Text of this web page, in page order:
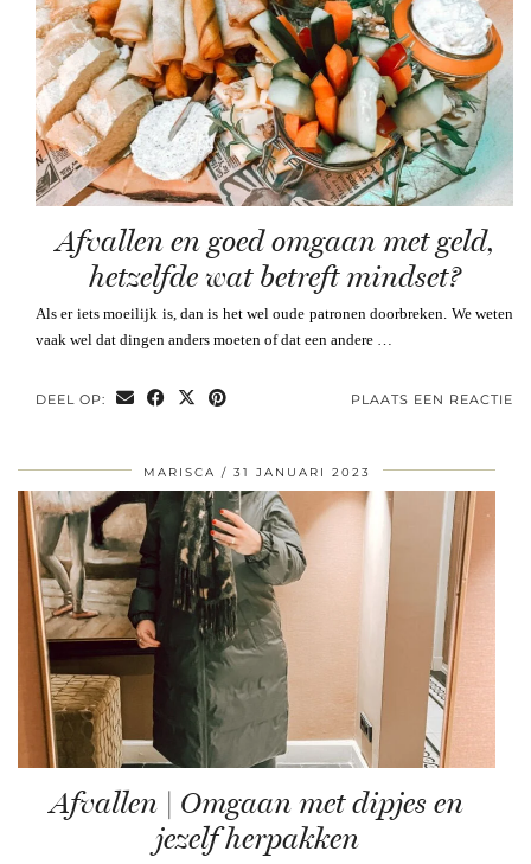
Afvallen en goed omgaan met geld,
hetzelfde wat betreft mindset?
Als er iets moeilijk is, dan is het wel oude patronen doorbreken. We weten
vaak wel dat dingen anders moeten of dat een andere …
DEEL OP: PLAATS EEN REACTIE
MARISCA 31 JANUARI 2023
Afvallen | Omgaan met dipjes en
jezelf herpakken